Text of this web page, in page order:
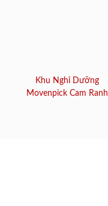
Khu Nghỉ Dưỡng
Movenpick Cam Ranh